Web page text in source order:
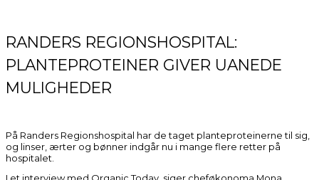
RANDERS REGIONSHOSPITAL:
PLANTEPROTEINER GIVER UANEDE
MULIGHEDER
På Randers Regionshospital har de taget planteproteinerne til sig,
og linser, ærter og bønner indgår nu i mange flere retter på
hospitalet.